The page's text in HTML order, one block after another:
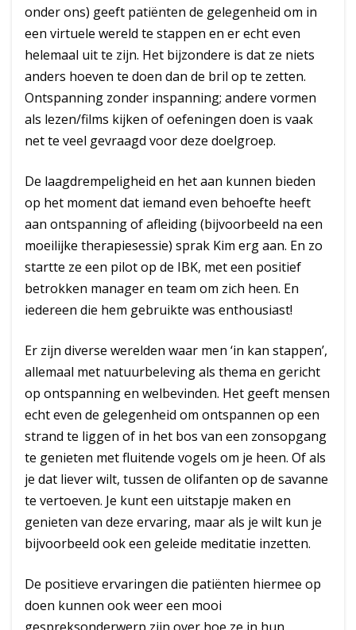
onder ons) geeft patiënten de gelegenheid om in
een virtuele wereld te stappen en er echt even
helemaal uit te zijn. Het bijzondere is dat ze niets
anders hoeven te doen dan de bril op te zetten.
Ontspanning zonder inspanning; andere vormen
als lezen/films kijken of oefeningen doen is vaak
net te veel gevraagd voor deze doelgroep.
De laagdrempeligheid en het aan kunnen bieden
op het moment dat iemand even behoefte heeft
aan ontspanning of afleiding (bijvoorbeeld na een
moeilijke therapiesessie) sprak Kim erg aan. En zo
startte ze een pilot op de IBK, met een positief
betrokken manager en team om zich heen. En
iedereen die hem gebruikte was enthousiast!
Er zijn diverse werelden waar men ‘in kan stappen’,
allemaal met natuurbeleving als thema en gericht
op ontspanning en welbevinden. Het geeft mensen
echt even de gelegenheid om ontspannen op een
strand te liggen of in het bos van een zonsopgang
te genieten met fluitende vogels om je heen. Of als
je dat liever wilt, tussen de olifanten op de savanne
te vertoeven. Je kunt een uitstapje maken en
genieten van deze ervaring, maar als je wilt kun je
bijvoorbeeld ook een geleide meditatie inzetten.
De positieve ervaringen die patiënten hiermee op
doen kunnen ook weer een mooi